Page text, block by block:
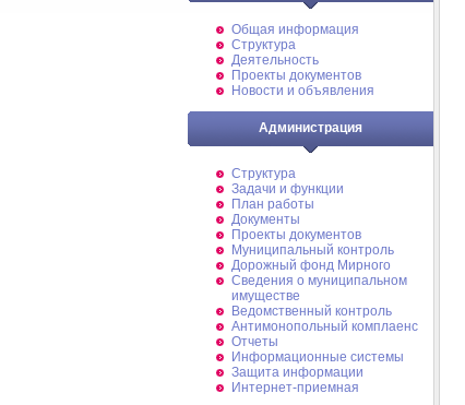
Общая информация
Структура
Деятельность
Проекты документов
Новости и объявления
Администрация
Структура
Задачи и функции
План работы
Документы
Проекты документов
Муниципальный контроль
Дорожный фонд Мирного
Cведения о муниципальном
имуществе
Ведомственный контроль
Антимонопольный комплаенс
Отчеты
Информационные системы
Защита информации
Интернет-приемная